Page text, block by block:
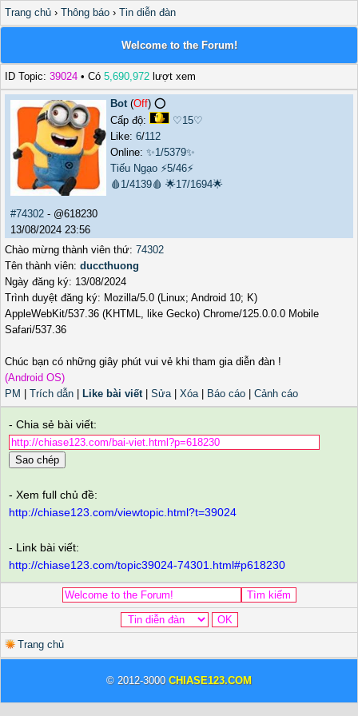
Trang chủ › Thông báo › Tin diễn đàn
Welcome to the Forum!
ID Topic: 39024 • Có 5,690,972 lượt xem
Bot(Off) ⭕️
Cấp độ:
♡15♡
Like: 6/112
Online: ✨1/5379✨
Tiếu Ngạo ⚡5/46⚡
🩸1/4139🩸 🌟17/1694🌟
#74302 - @618230
13/08/2024 23:56
Chào mừng thành viên thứ: 74302
Tên thành viên: duccthuong
Ngày đăng ký: 13/08/2024
Trình duyệt đăng ký: Mozilla/5.0 (Linux; Android 10; K)
AppleWebKit/537.36 (KHTML, like Gecko) Chrome/125.0.0.0 Mobile
Safari/537.36
Chúc bạn có những giây phút vui vẻ khi tham gia diễn đàn !
(Android OS)
PM
Trích dẫn Like bài viết| Sửa| Xóa| Báo cáo Cảnh cáo
- Chia sẻ bài viết:
Sao chép
- Xem full chủ đề:
http://chiase123.com/viewtopic.html?t=39024
- Link bài viết:
http://chiase123.com/topic39024-74301.html#p618230
Trang chủ
© 2012-3000 CHIASE123.COM